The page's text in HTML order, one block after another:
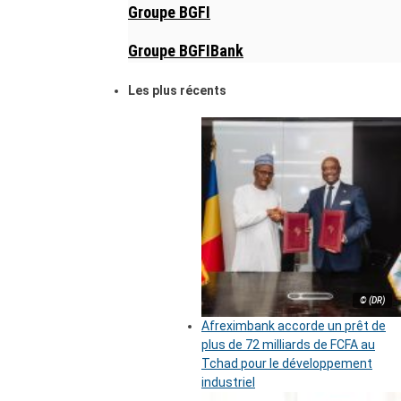
Groupe BGFI
Groupe BGFIBank
Les plus récents
© (DR)
Afreximbank accorde un prêt de
plus de 72 milliards de FCFA au
Tchad pour le développement
industriel